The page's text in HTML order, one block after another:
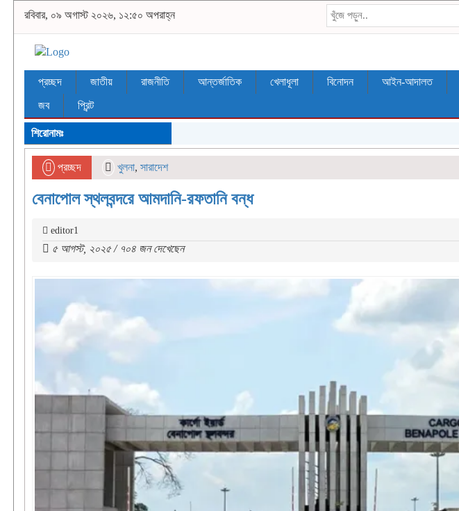
রবিবার, ০৯ অগাস্ট ২০২৬, ১২:৫০ অপরাহ্ন
প্রচ্ছদ জাতীয় রাজনীতি আন্তর্জাতিক খেলাধূলা বিনোদন আইন-আদালত
জব
প্রিন্ট
শিরোনামঃ
প্রচ্ছদ খুলনা, সারাদেশ
বেনাপোল স্থলবন্দরে আমদানি-রফতানি বন্ধ
editor1
৫ আগস্ট, ২০২৫ / ৭০৪ জন দেখেছেন